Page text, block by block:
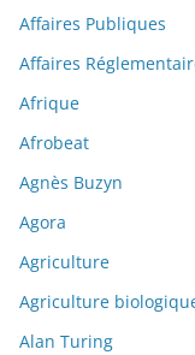
Affaires Publiques
Affaires
Afrique
Afrobeat
Agnès Buzyn
Agora
Agriculture
Agriculture
Alan Turing